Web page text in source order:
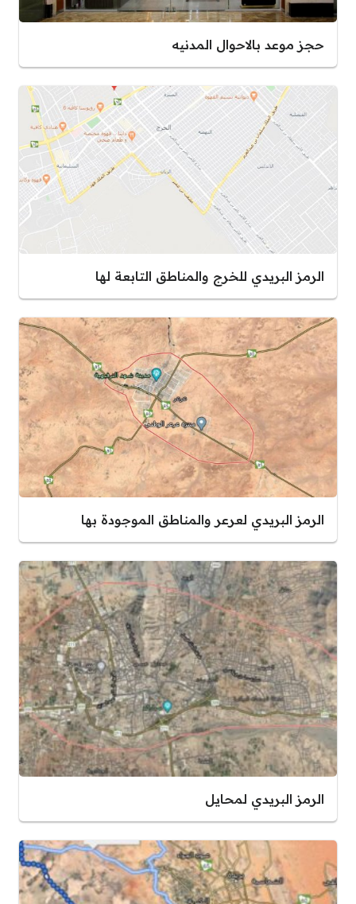
حجز موعد بالاحوال المدنيه
الرمز البريدي للخرج والمناطق التابعة لها
الرمز البريدي لعرعر والمناطق الموجودة بها
الرمز البريدي لمحايل